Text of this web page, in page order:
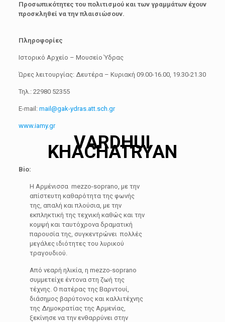
Προσωπικότητες του πολιτισμού και των γραμμάτων έχουν
προσκληθεί να την πλαισιώσουν.
Πληροφορίες
Ιστορικό Αρχείο – Μουσείο Ύδρας
Ώρες λειτουργίας: Δευτέρα – Κυριακή 09.00-16.00, 19.30-21.30
Τηλ.: 22980 52355
E-mail: mail@gak-ydras.att.sch.gr
www.iamy.gr
VARDHUI
KHACHATRYAN
Bio:
Η Αρμένισσα mezzo-soprano, με την
απίστευτη καθαρότητα της φωνής
της, απαλή και πλούσια, με την
εκπληκτική της τεχνική καθώς και την
κομψή και ταυτόχρονα δραματική
παρουσία της, συγκεντρώνει πολλές
μεγάλες ιδιότητες του λυρικού
τραγουδιού.
Από νεαρή ηλικία, η mezzo-soprano
συμμετείχε έντονα στη ζωή της
τέχνης. Ο πατέρας της Βαρντουί,
διάσημος βαρύτονος και καλλιτέχνης
της Δημοκρατίας της Αρμενίας,
ξεκίνησε να την ενθαρρύνει στην